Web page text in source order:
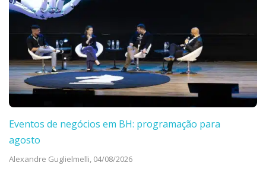
Eventos de negócios em BH: programação para
agosto
Alexandre Guglielmelli, 04/08/2026